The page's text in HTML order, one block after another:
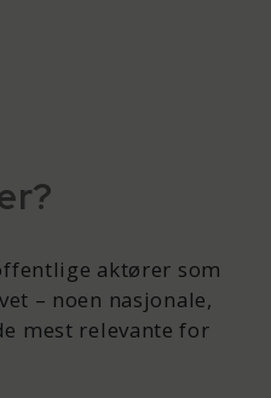
aktører som
– noen nasjonale,
mest relevante for